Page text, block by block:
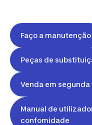
Faço a manutenção
Peças de
Venda em segunda
Manual de
confomidade